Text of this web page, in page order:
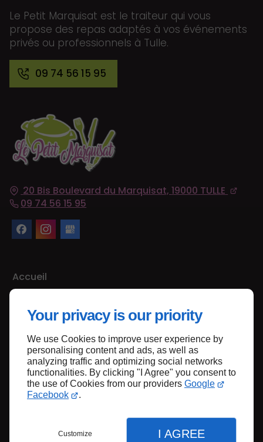
Your privacy is our priority
We use Cookies to improve user experience by
personalising content and ads, as well as
analyzing traffic and optimizing social networks
functionalities. By clicking "I Agree" you consent to
the use of Cookies from our providers Google
Facebook
.
Customize I AGREE
20 Bis Boulevard du Marquisat,19000 TULLE
09 74 56 15 95
Accueil
Mentions légales
Plan du site
Le Petit Marquisat est le traiteur qui vous
propose des repas adaptés à vos événements
privés ou professionnels à Tulle.
09 74 56 15 95
Haut de page